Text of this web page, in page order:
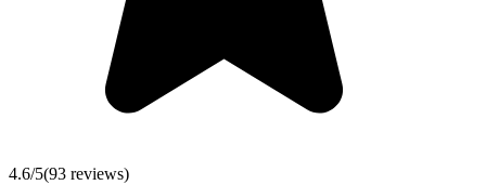
4.6/5(93 reviews)